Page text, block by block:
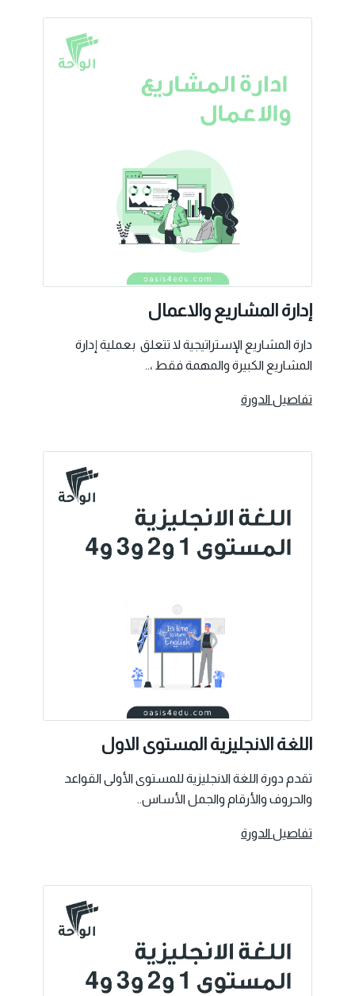
إدارة المشاريع والاعمال
دارة المشاريع الإستراتيجية لا تتعلق بعملية إدارة
المشاريع الكبيرة والمهمة فقط ،..
تفاصيل الدورة
اللغة الانجليزية المستوى الاول
تقدم دورة اللغة الانجليزية للمستوى الأولى القواعد
والحروف والأرقام والجمل الأساس..
تفاصيل الدورة